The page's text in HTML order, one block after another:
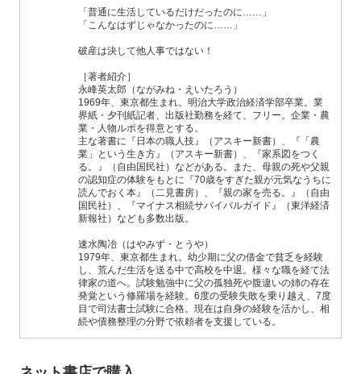
「普通に生活しているだけだったのに……」
「こんなはずじゃなかったのに……」
破産は決して他人事ではない！
［著者紹介］
永峰英太郎（ながみね・えいたろう）
1969年、東京都生まれ。明治大学政治経済学部卒業。業
界紙・夕刊紙記者、出版社勤務を経て、フリー。企業・農
業・人物ルポを得意とする。
主な著書に『日本の職人技』（アスキー新書）、『「農
業」という生き方』（アスキー新書）、『家系図をつく
る。』（自由国民社）などがある。また、母親の死や父親
の認知症の体験をもとに『70歳をすぎた親が元気なうちに
読んでおく本』（二見書房）、『親の家を売る。』（自由
国民社）、『マイナス相続サバイバルガイド』（東洋経済
新報社）なども多数出版。
速水陶冶（はやみず・とうや）
1979年、東京都生まれ。幼少期に父の借金で貧乏を経験
し、荒んだ生活を送る中で高校を中退。様々な職を経て法
律家の道へ。試験勉強中に父の孤独死や腹違いの姉の存在
発覚という修羅場を経験。6度の受験失敗を乗り越え、7度
目で司法書士試験に合格。現在は自身の経験を活かし、相
続や債務整理の分野で依頼者を支援している。